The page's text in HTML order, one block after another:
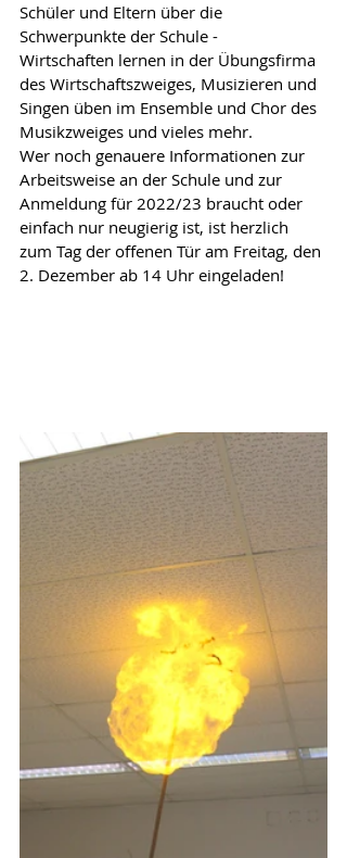
Schüler und Eltern über die
Schwerpunkte der Schule -
Wirtschaften lernen in der Übungsfirma
des Wirtschaftszweiges, Musizieren und
Singen üben im Ensemble und Chor des
Musikzweiges und vieles mehr.
Wer noch genauere Informationen zur
Arbeitsweise an der Schule und zur
Anmeldung für 2022/23 braucht oder
einfach nur neugierig ist, ist herzlich
zum Tag der offenen Tür am Freitag, den
2. Dezember ab 14 Uhr eingeladen!